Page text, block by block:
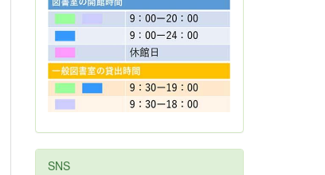
SNS